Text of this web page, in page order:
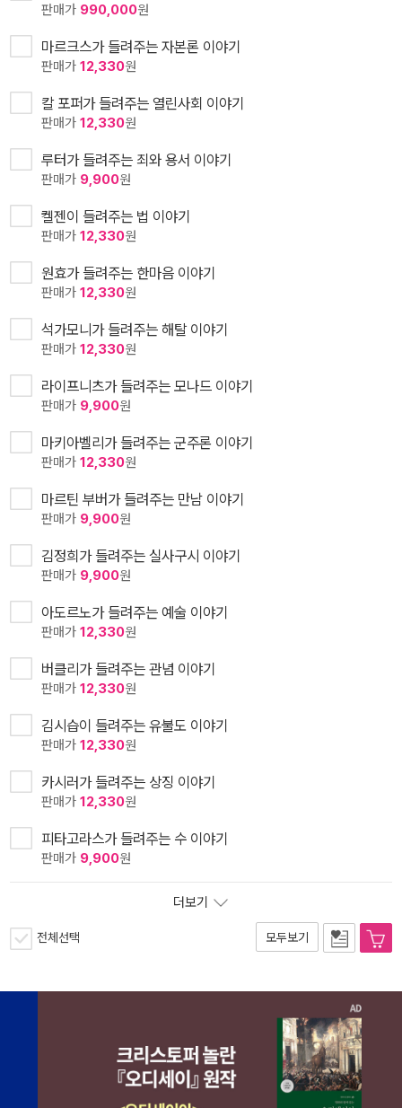
판매가 990,000원
마르크스가 들려주는 자본론 이야기
판매가 12,330원
칼 포퍼가 들려주는 열린사회 이야기
판매가 12,330원
루터가 들려주는 죄와 용서 이야기
판매가 9,900원
켈젠이 들려주는 법 이야기
판매가 12,330원
원효가 들려주는 한마음 이야기
판매가 12,330원
석가모니가 들려주는 해탈 이야기
판매가 12,330원
라이프니츠가 들려주는 모나드 이야기
판매가 9,900원
마키아벨리가 들려주는 군주론 이야기
판매가 12,330원
마르틴 부버가 들려주는 만남 이야기
판매가 9,900원
김정희가 들려주는 실사구시 이야기
판매가 9,900원
아도르노가 들려주는 예술 이야기
판매가 12,330원
버클리가 들려주는 관념 이야기
판매가 12,330원
김시습이 들려주는 유불도 이야기
판매가 12,330원
카시러가 들려주는 상징 이야기
판매가 12,330원
피타고라스가 들려주는 수 이야기
판매가 9,900원
더보기
전체선택 모두보기